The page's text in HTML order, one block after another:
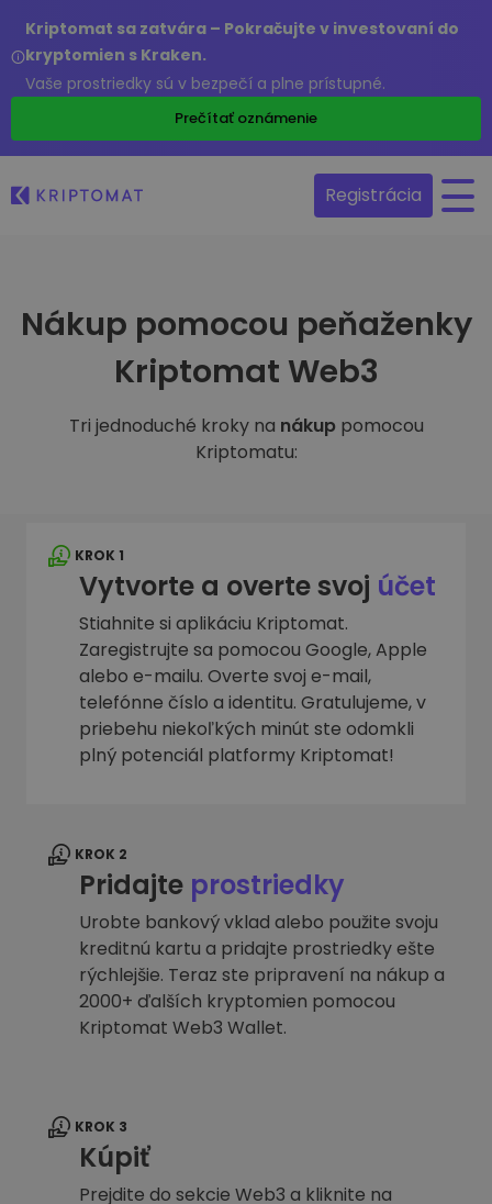
Kriptomat sa zatvára – Pokračujte v investovaní do
kryptomien s Kraken.
Vaše prostriedky sú v bezpečí a plne prístupné.
Prečítať oznámenie
Registrácia
Nákup pomocou peňaženky
Kriptomat Web3
Tri jednoduché kroky na nákup pomocou
Kriptomatu:
KROK 1
Vytvorte a overte svoj účet
Stiahnite si aplikáciu Kriptomat.
Zaregistrujte sa pomocou Google, Apple
alebo e-mailu. Overte svoj e-mail,
telefónne číslo a identitu. Gratulujeme, v
priebehu niekoľkých minút ste odomkli
plný potenciál platformy Kriptomat!
KROK 2
Pridajte prostriedky
Urobte bankový vklad alebo použite svoju
kreditnú kartu a pridajte prostriedky ešte
rýchlejšie. Teraz ste pripravení na nákup a
2000+ ďalších kryptomien pomocou
Kriptomat Web3 Wallet.
KROK 3
Kúpiť
Prejdite do sekcie Web3 a kliknite na